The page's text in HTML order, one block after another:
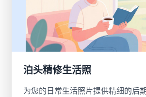
泊头精修生活照
为您的日常生活照片提供精细的后